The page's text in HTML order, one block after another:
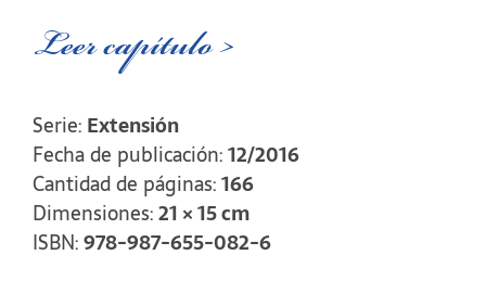
lengua distinta a la española. En este sentido,
el libro es un aporte interesante, que
permitirá difundir datos sobre hablantes de
Asimismo, retoma líneas de trabajo ya
transitadas por el equipo de la Dra.
Hipperdinger, como son el mantenimiento y
cambio de lenguas migratorias a fines del siglo
XIX y principios del XX, para mostrar el
desarrollo de los estudios Sociolingüísticos en
la Universidad Nacional del Sur. Es importante
Leer capítulo >
Serie: Extensión
Fecha de publicación:12/2016
Cantidad de páginas:166
Dimensiones:21 × 15 cm
ISBN:978-987-655-082-6